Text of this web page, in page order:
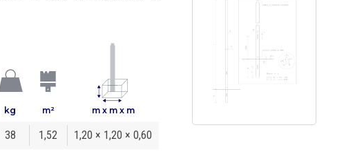
kg m² m x m x m
38 1,52 1,20 × 1,20 × 0,60